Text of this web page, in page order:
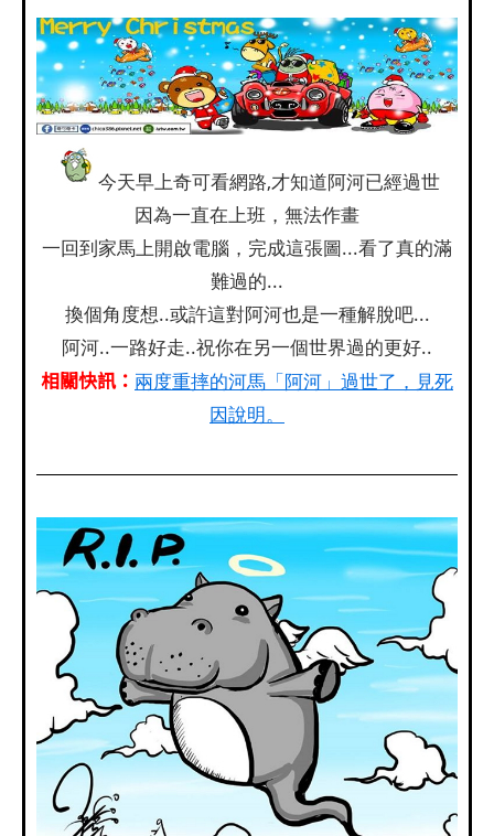
今天早上奇可看網路,才知道阿河已經過世
因為一直在上班，無法作畫
一回到家馬上開啟電腦，完成這張圖...看了真的滿
難過的...
換個角度想..或許這對阿河也是一種解脫吧...
阿河..一路好走..祝你在另一個世界過的更好..
相關快訊： 兩度重摔的河馬「阿河」過世了，見死
因說明。